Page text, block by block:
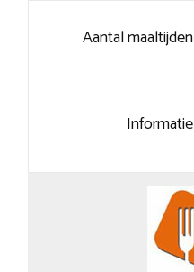
Aantal maaltijden
Informatie